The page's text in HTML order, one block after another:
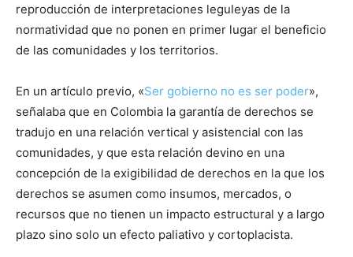
reproducción de interpretaciones leguleyas de la
normatividad que no ponen en primer lugar el beneficio
de las comunidades y los territorios.
En un artículo previo, «Ser gobierno no es ser poder»,
señalaba que en Colombia la garantía de derechos se
tradujo en una relación vertical y asistencial con las
comunidades, y que esta relación devino en una
concepción de la exigibilidad de derechos en la que los
derechos se asumen como insumos, mercados, o
recursos que no tienen un impacto estructural y a largo
plazo sino solo un efecto paliativo y cortoplacista.